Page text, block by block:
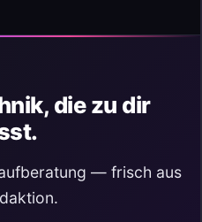
die zu dir
— frisch aus